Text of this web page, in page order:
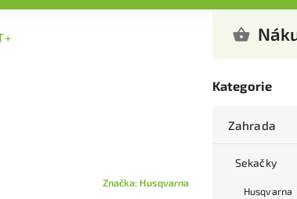
Kategorie
Zahrada
Sekačky
Husqvarna
Značka: Husqvarna